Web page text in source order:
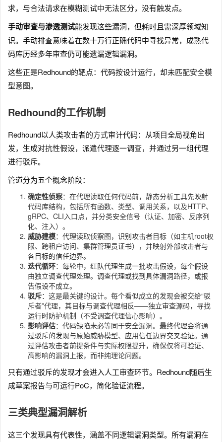
求，与合法请求在模糊测试中无法区分，没有触发点。
手动审查与渗透测试能发现这些漏洞，但耗时且需深厚领域知
识。手动排查意味着在数十万行正确代码中寻找异常，成熟代
码库历经多年审查仍可能遗漏逻辑漏洞。
这些正是Redhound的靶点：代码按设计运行，却未匹配安全模
型意图。
Redhound的工作机制
Redhound以人类攻击者的方式审计代码：从项目全局视角出
发，生成对抗性假设，派遣代理逐一调查，并通过另一组代理
进行驳斥。
管道分为五个概念阶段：
确定性侦察：在代理读取任何代码前，静态分析工具先映射
代码库结构，包括所有函数、类型、调用关系，以及HTTP、
gRPC、CLI入口点，并分类安全信号（认证、加密、反序列
化、注入）。
威胁建模：代理读取侦察图，识别攻击者目标（如主机root权
限、跨租户访问、集群管理员证书），并映射外部攻击者与
各目标的信任边界。
迭代循环：每轮中，红队代理生成一批攻击假设，每个假设
由独立调查代理处理。调查代理或找到具体漏洞路径，或报
告假设不成立。
驳斥：这是最关键的设计。每个看似成立的发现会被交给“驳
斥者”代理，其目标与调查代理相反——独立审查源码，寻找
运行时防护机制（不受调查代理信心影响）。
影响评估：代码缺陷未必等同于安全漏洞。最终代理会将通
过驳斥的发现与原始威胁模型、应用信任边界交叉验证。通
过评估攻击者前提条件与实际权限提升，确保仅将可验证、
高影响的漏洞上报，而非纯理论问题。
只有通过驳斥的发现才会进入人工审查环节。Redhound随后生
成草案报告与可运行PoC，简化验证流程。
三类典型漏洞解析
这三个发现具有代表性，涵盖不同逻辑漏洞类型。所有漏洞在